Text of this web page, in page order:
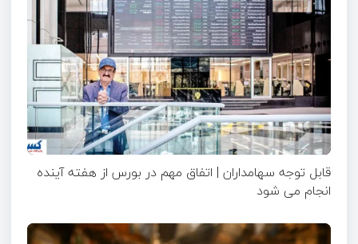
قابل توجه سهامداران | اتفاق مهم در بورس از هفته آینده
انجام می شود